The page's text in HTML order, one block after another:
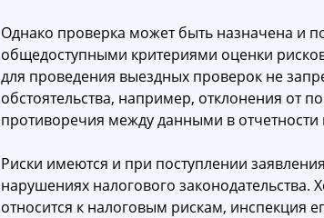
Однако проверка может быть назначена и
общедоступными критериями оценки
для проведения выездных проверок не
обстоятельства, например, отклонения от
противоречия между данными в
Риски имеются и при поступлении
нарушениях налогового законодательства.
относится к налоговым рискам, инспекция